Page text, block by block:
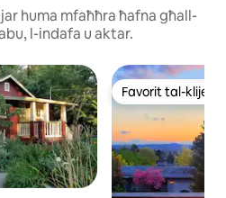
huma mfaħħra ħafna għall-
l-indafa u aktar.
tal-klijenti Favorit tal-klijenti
Favorit tal-klijenti